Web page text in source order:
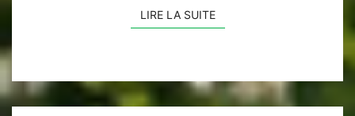
LIRE LA SUITELIRE LA SUITE